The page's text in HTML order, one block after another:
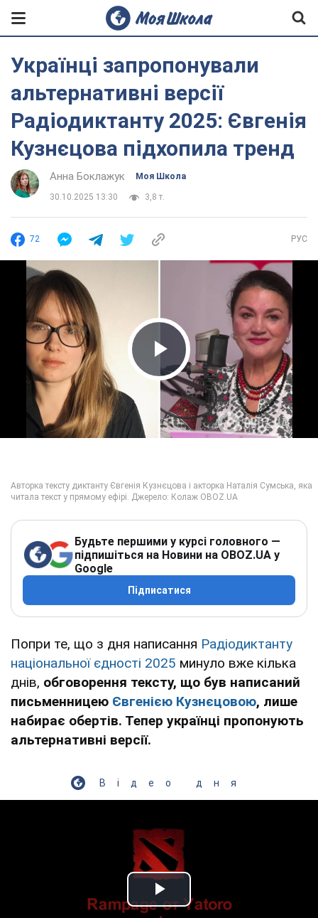
Українці запропонували
альтернативні версії
Радіодиктанту 2025: Євгенія
Кузнєцова підхопила тренд
Анна Боклажук Моя Школа
30.10.2025 13:30 3,8 т.
72 РУС
Play Video
Будьте першими у курсі головного —
підпишіться на Новини на OBOZ.UA у
Google
Підписатися
Попри те, що з дня написання Радіодиктанту
національної єдності 2025 минуло вже кілька
днів, обговорення тексту, що був написаний
письменницею Євгенією Кузнєцовою, лише
набирає обертів. Тепер українці пропонують
альтернативні версії.
Відео дня
Play Video